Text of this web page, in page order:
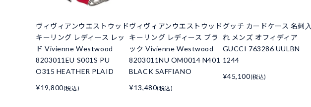
ヴィヴィアンウエストウッド
キーリング レディース レッ
ド Vivienne Westwood
8203011EU S001S PU
O315 HEATHER PLAID
¥19,800(税込)
ヴィヴィアンウエストウッド
キーリング レディース ブラ
ック Vivienne Westwood
8203011NU OM0014 N401
BLACK SAFFIANO
¥13,480(税込)
グッチ カードケース 名刺入
れ メンズ オフィディア
GUCCI 763286 UULBN
1244
¥45,100(税込)